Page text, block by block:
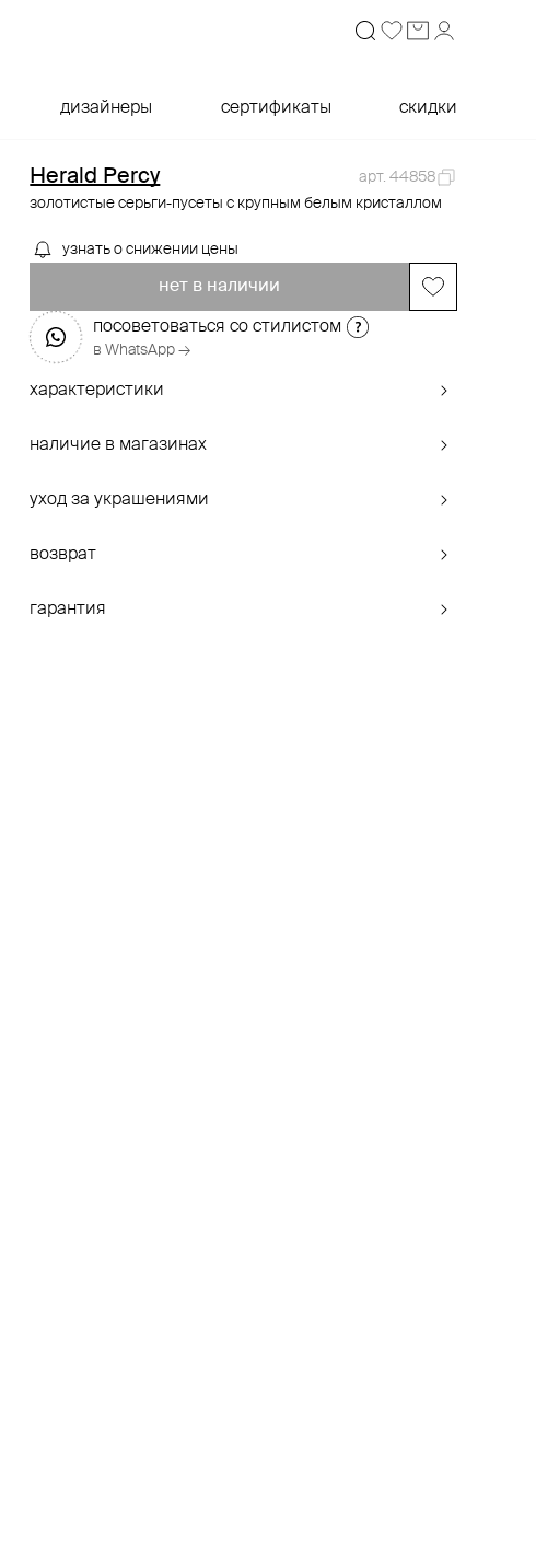
дизайнеры сертификаты скидки
Herald Percy
арт. 44858
золотистые серьги-пусеты с крупным белым кристаллом
узнать о снижении цены
нет в наличии
посоветоваться со стилистом
в WhatsApp →
характеристики
наличие в магазинах
уход за украшениями
возврат
гарантия